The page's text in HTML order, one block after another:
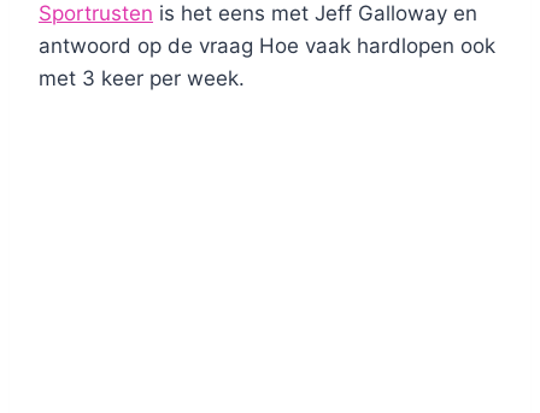
Sportrusten is het eens met Jeff Galloway en
antwoord op de vraag Hoe vaak hardlopen ook
met 3 keer per week.